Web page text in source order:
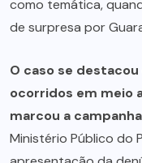
como temática,
de surpresa por
O caso se
ocorridos em meio
marcou a
Ministério Público do